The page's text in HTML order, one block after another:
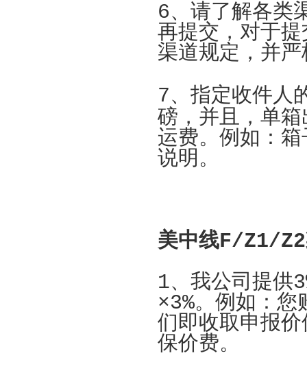
6、请了解各类
再提交，对于
渠道规定，并
7、指定收件人
磅， 并且， 单箱
运费。 例如：
说明。
美中线F/Z1/
1、我公司提供
×3%。例如：
们即收取申报
保价费。